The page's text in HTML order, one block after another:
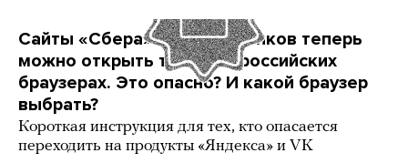
Сайты «Сбера» и других банков теперь
можно открыть только в российских
браузерах. Это опасно? И какой браузер
выбрать?
Короткая инструкция для тех, кто опасается
переходить на продукты «Яндекса» и VK